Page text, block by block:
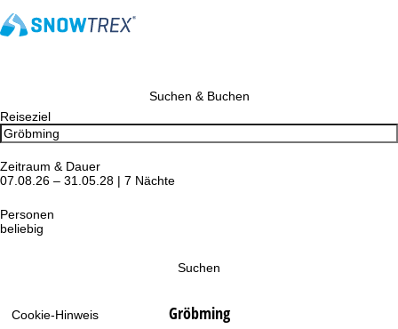
Cookie-Hinweis
Suchen & Buchen
Reiseziel
Zeitraum & Dauer
07.08.26 – 31.05.28 | 7 Nächte
Personen
beliebig
Suchen
Gröbming